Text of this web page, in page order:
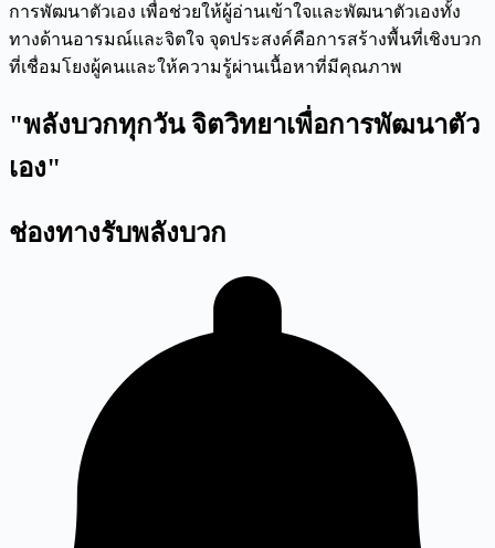
การพัฒนาตัวเอง เพื่อช่วยให้ผู้อ่านเข้าใจและพัฒนาตัวเองทั้ง
ทางด้านอารมณ์และจิตใจ จุดประสงค์คือการสร้างพื้นที่เชิงบวก
ที่เชื่อมโยงผู้คนและให้ความรู้ผ่านเนื้อหาที่มีคุณภาพ
"พลังบวกทุกวัน จิตวิทยาเพื่อการพัฒนาตัว
เอง"
ช่องทางรับพลังบวก